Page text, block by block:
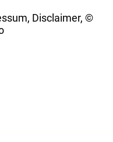
Disclaimer, ©